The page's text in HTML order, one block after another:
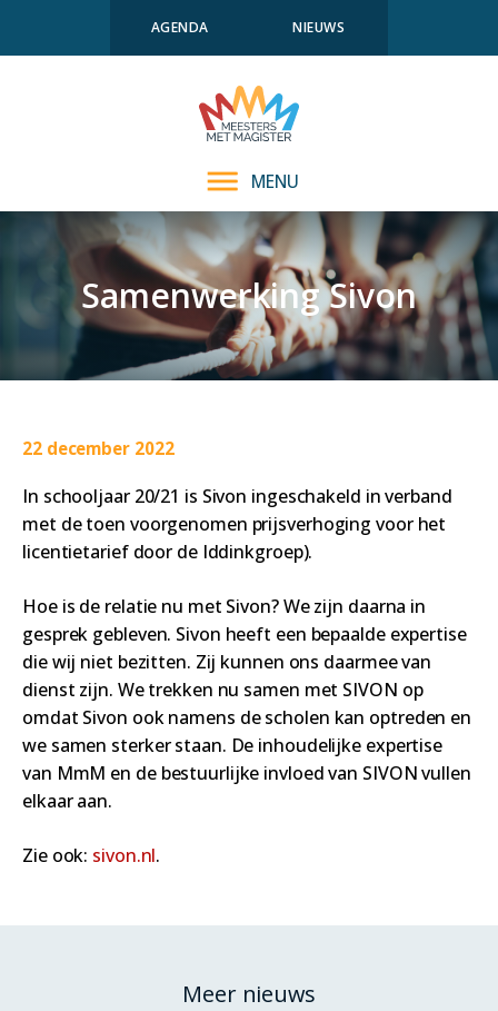
AGENDA NIEUWS
MENU
Samenwerking Sivon
22 december 2022
In schooljaar 20/21 is Sivon ingeschakeld in verband
met de toen voorgenomen prijsverhoging voor het
licentietarief door de Iddinkgroep).
Hoe is de relatie nu met Sivon? We zijn daarna in
gesprek gebleven. Sivon heeft een bepaalde expertise
die wij niet bezitten. Zij kunnen ons daarmee van
dienst zijn. We trekken nu samen met SIVON op
omdat Sivon ook namens de scholen kan optreden en
we samen sterker staan. De inhoudelijke expertise
van MmM en de bestuurlijke invloed van SIVON vullen
elkaar aan.
Zie ook: sivon.nl.
Meer nieuws